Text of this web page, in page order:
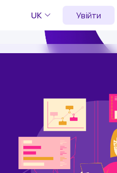
UK Увійти